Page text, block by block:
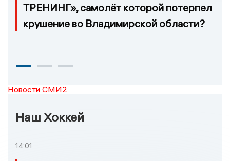
ТРЕНИНГ», самолёт которой потерпел
крушение во Владимирской области?
Новости СМИ2
Наш Хоккей
14:01